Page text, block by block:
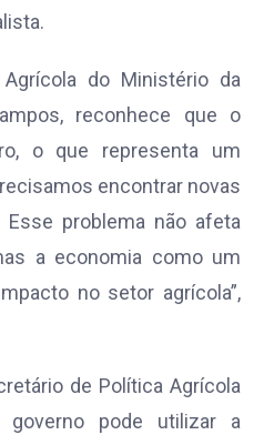
do Ministério da
reconhece que o
o que representa um
encontrar novas
problema não afeta
a economia como um
no setor agrícola”,
de Política Agrícola
pode utilizar a